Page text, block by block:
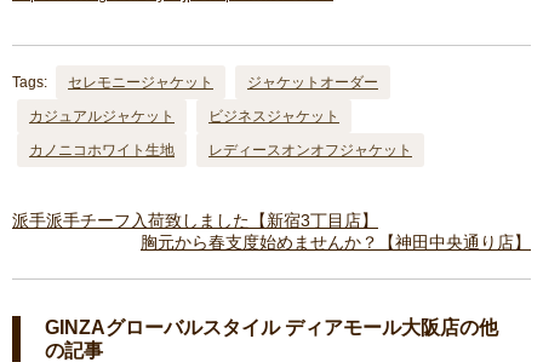
Tags: セレモニージャケット
ジャケットオーダー
カジュアルジャケット
ビジネスジャケット
カノニコホワイト生地
レディースオンオフジャケット
派手派手チーフ入荷致しました【新宿3丁目店】
胸元から春支度始めませんか？【神田中央通り店】
GINZAグローバルスタイル ディアモール大阪店の他
の記事